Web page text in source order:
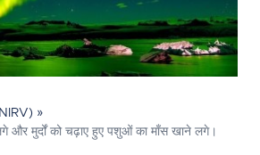
»
और मुर्दों को चढ़ाए हुए पशुओं का माँस खाने लगे।